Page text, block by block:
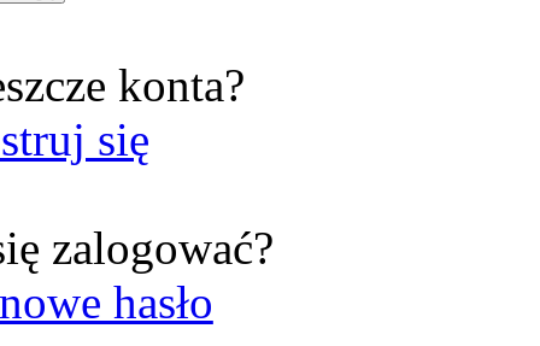
konta?
się
zalogować?
hasło